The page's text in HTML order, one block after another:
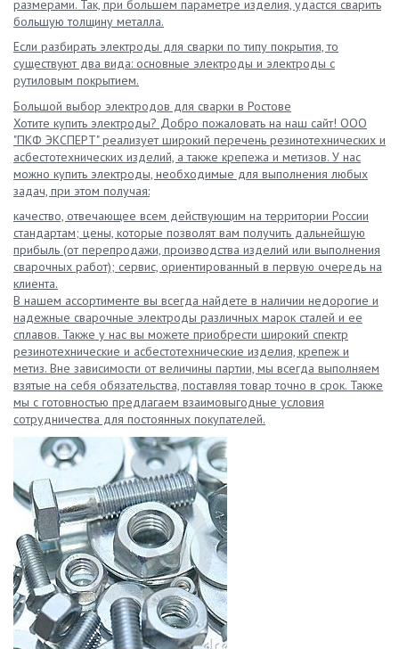
размерами. Так, при большем параметре изделия, удастся сварить
большую толщину металла.
Если разбирать электроды для сварки по типу покрытия, то
существуют два вида: основные электроды и электроды с
рутиловым покрытием.
Большой выбор электродов для сварки в Ростове
Хотите купить электроды? Добро пожаловать на наш сайт! ООО
"ПКФ ЭКСПЕРТ" реализует широкий перечень резинотехнических и
асбестотехнических изделий, а также крепежа и метизов. У нас
можно купить электроды, необходимые для выполнения любых
задач, при этом получая:
качество, отвечающее всем действующим на территории России
стандартам; цены, которые позволят вам получить дальнейшую
прибыль (от перепродажи, производства изделий или выполнения
сварочных работ); сервис, ориентированный в первую очередь на
клиента.
В нашем ассортименте вы всегда найдете в наличии недорогие и
надежные сварочные электроды различных марок сталей и ее
сплавов. Также у нас вы можете приобрести широкий спектр
резинотехнические и асбестотехнические изделия, крепеж и
метиз. Вне зависимости от величины партии, мы всегда выполняем
взятые на себя обязательства, поставляя товар точно в срок. Также
мы с готовностью предлагаем взаимовыгодные условия
сотрудничества для постоянных покупателей.